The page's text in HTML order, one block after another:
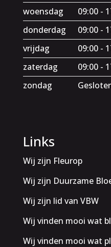
woensdag
09:00 -
donderdag
09:00 -
vrijdag
09:00 -
zaterdag
09:00 -
zondag
Links
Wij zijn Fleurop
Wij zijn Duurzame
Wij zijn lid van VBW
Wij vinden mooi wat
Wij vinden mooi wat